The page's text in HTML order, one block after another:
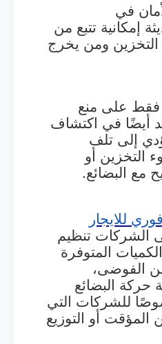
في
إمكانية تتبع من
ومن يخرج
فقط على منع
أيضًا في اكتشاف
إلى تلف
التخزين أو
مع البضائع.
فوري للايجار
تنظيم
المتوفرة
الفوضى،
البضائع
للشركات التي
المؤقت أو التوزيع